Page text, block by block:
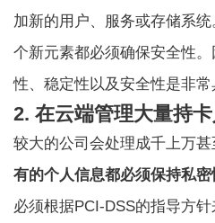
加新的用户、服务或存储系
个新元素都必须确保安全性
性、稳定性以及安全性是非常
2. 在云端管理大量持
较大的公司会处理成千上万甚
有的个人信息都必须保持私
必须根据PCI-DSS的指导方